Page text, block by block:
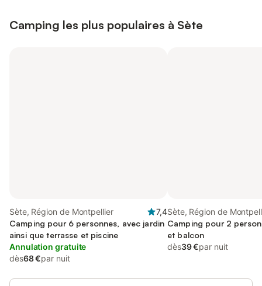
Camping les plus populaires à Sète
Sète, Région de Montpellier
7,4
Camping pour 6 personnes, avec jardin
ainsi que terrasse et piscine
Annulation gratuite
dès68 €par nuit
Sète, Région de
Camping pour 2
et balcon
dès39 €par nuit